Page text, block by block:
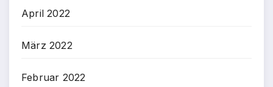
April 2022
März 2022
Februar 2022